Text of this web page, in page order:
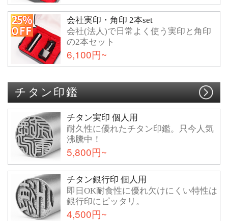
会社実印・角印 2本set
会社(法人)で日常よく使う実印と角印
の2本セット
6,100円~
チタン印鑑
チタン実印 個人用
耐久性に優れたチタン印鑑。只今人気
沸騰中！
5,800円~
チタン銀行印 個人用
即日OK耐食性に優れ欠けにくい特性は
銀行印にピッタリ。
4,500円~